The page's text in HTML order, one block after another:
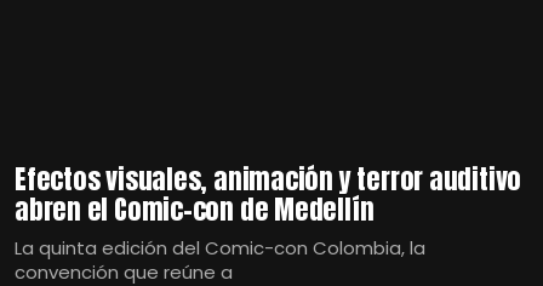
Efectos visuales, animación y terror auditivo
abren el Comic-con de Medellín
La quinta edición del Comic-con Colombia, la
convención que reúne a